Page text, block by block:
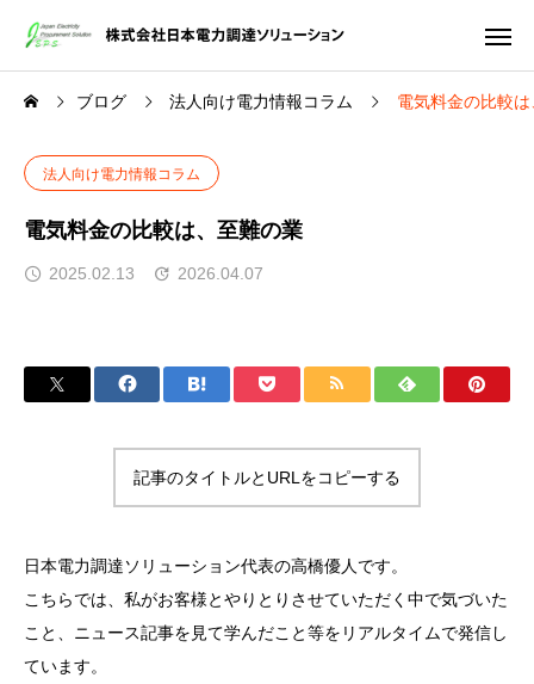
ブログ 法人向け電力情報コラム 電気料金の比較
法人向け電力情報コラム
電気料金の比較は、至難の業
2025.02.13 2026.04.07
記事のタイトルとURLをコピーする
日本電力調達ソリューション代表の高橋優人です。
こちらでは、私がお客様とやりとりさせていただく中で気づいた
こと、ニュース記事を見て学んだこと等をリアルタイムで発信し
ています。